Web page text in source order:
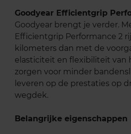
Goodyear Efficientgrip
Goodyear brengt je verder.
Efficientgrip Performance 2
kilometers dan met de
elasticiteit en flexibiliteit van
zorgen voor minder
leveren op de prestaties op
wegdek.
Belangrijke eigenschappen